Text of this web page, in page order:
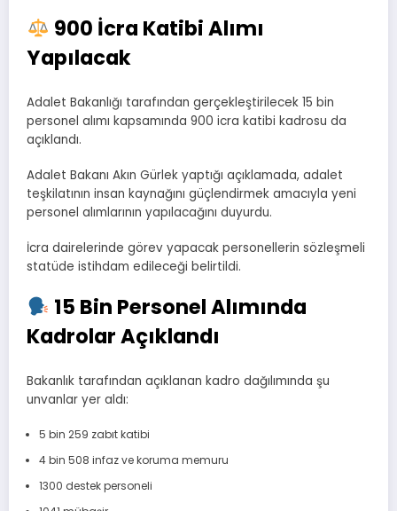
900 İcra Katibi Alımı
Yapılacak
Adalet Bakanlığı tarafından gerçekleştirilecek 15 bin
personel alımı kapsamında 900 icra katibi kadrosu da
açıklandı.
Adalet Bakanı Akın Gürlek yaptığı açıklamada, adalet
teşkilatının insan kaynağını güçlendirmek amacıyla yeni
personel alımlarının yapılacağını duyurdu.
İcra dairelerinde görev yapacak personellerin sözleşmeli
statüde istihdam edileceği belirtildi.
15 Bin Personel Alımında
Kadrolar Açıklandı
Bakanlık tarafından açıklanan kadro dağılımında şu
unvanlar yer aldı:
5 bin 259 zabıt katibi
4 bin 508 infaz ve koruma memuru
1300 destek personeli